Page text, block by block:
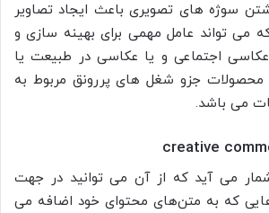
سوژه های تصویری باعث ایجاد تصاویر
تواند عامل مهمی برای بهینه سازی و
عکاسی اجتماعی و یا عکاسی در طبیعت یا
جزو شغل های پررونق مربوط به
می باشد.
creative
شمار می آید که از آن می توانید در جهت
که به متن‌های محتوای خود اضافه می